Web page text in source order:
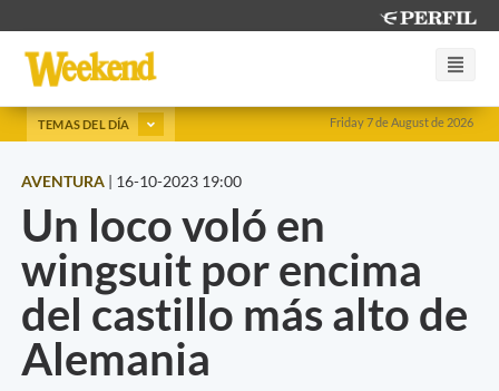
Friday 7 de August de 2026
TEMAS DEL DÍA
AVENTURA | 16-10-2023 19:00
Un loco voló en
wingsuit por encima
del castillo más alto de
Alemania